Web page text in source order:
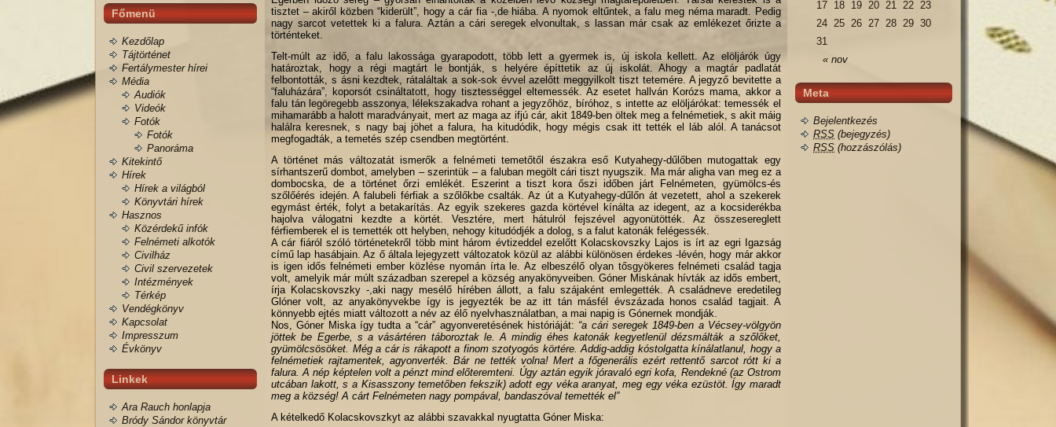
Főmenü
Kezdőlap
Tájtörténet
Fertálymester hírei
Média
Audiók
Videók
Fotók
Fotók
Panoráma
Kitekintő
Hírek
Hírek a világból
Könyvtári hírek
Hasznos
Közérdekű infók
Felnémeti alkotók
Civilház
Civil szervezetek
Intézmények
Térkép
Vendégkönyv
Kapcsolat
Impresszum
Évkönyv
Linkek
Ara Rauch honlapja
Bródy Sándor könyvtár
tisztet – akiről közben “kiderült”, hogy a cár fia -,de hiába. A nyomok eltűntek, a falu meg néma maradt. Pedig
nagy sarcot vetettek ki a falura. Aztán a cári seregek elvonultak, s lassan már csak az emlékezet őrizte a
történteket.
Telt-múlt az idő, a falu lakossága gyarapodott, több lett a gyermek is, új iskola kellett. Az elöljárók úgy
határoztak, hogy a régi magtárt le bontják, s helyére építtetik az új iskolát. Ahogy a magtár padlatát
felbontották, s ásni kezdtek, rátaláltak a sok-sok évvel azelőtt meggyilkolt tiszt tetemére. A jegyző bevitette a
“faluházára”, koporsót csináltatott, hogy tisztességgel eltemessék. Az esetet hallván Korózs mama, akkor a
falu tán legöregebb asszonya, lélekszakadva rohant a jegyzőhöz, bíróhoz, s intette az elöljárókat: temessék el
mihamarább a halott maradványait, mert az maga az ifjú cár, akit 1849-ben öltek meg a felnémetiek, s akit máig
halálra keresnek, s nagy baj jöhet a falura, ha kitudódik, hogy mégis csak itt tették el láb alól. A tanácsot
megfogadták, a temetés szép csendben megtörtént.
A történet más változatát ismerők a felnémeti temetőtől északra eső Kutyahegy-dűlőben mutogattak egy
sírhantszerű dombot, amelyben – szerintük – a faluban megölt cári tiszt nyugszik. Ma már aligha van meg ez a
dombocska, de a történet őrzi emlékét. Eszerint a tiszt kora őszi időben járt Felnémeten, gyümölcs-és
szőlőérés idején. A falubeli férfiak a szőlőkbe csalták. Az út a Kutyahegy-dűlőn át vezetett, ahol a szekerek
egymást érték, folyt a betakarítás. Az egyik szekeres gazda körtével kínálta az idegent, az a kocsiderékba
hajolva válogatni kezdte a körtét. Vesztére, mert hátulról fejszével agyonütötték. Az összesereglett
férfiemberek el is temették ott helyben, nehogy kitudódjék a dolog, s a falut katonák felégessék.
A cár fiáról szóló történetekről több mint három évtizeddel ezelőtt Kolacskovszky Lajos is írt az egri Igazság
című lap hasábjain. Az ő általa lejegyzett változatok közül az alábbi különösen érdekes -lévén, hogy már akkor
is igen idős felnémeti ember közlése nyomán írta le. Az elbeszélő olyan tősgyökeres felnémeti család tagja
volt, amelyik már múlt században szerepel a község anyakönyveiben. Góner Miskának hívták az idős embert,
írja Kolacskovszky -,aki nagy mesélő hírében állott, a falu szájaként emlegették. A családneve eredetileg
Glóner volt, az anyakönyvekbe így is jegyezték be az itt tán másfél évszázada honos család tagjait. A
könnyebb ejtés miatt változott a név az élő nyelvhasználatban, a mai napig is Gónernek mondják.
Nos, Góner Miska így tudta a “cár” agyonveretésének históriáját: “a cári seregek 1849-ben a Vécsey-völgyön
jöttek be Egerbe, s a vásártéren táboroztak le. A mindig éhes katonák kegyetlenül dézsmálták a szőlőket,
gyümölcsösöket. Még a cár is rákapott a finom szotyogós körtére. Addig-addig kóstolgatta kínálatlanul, hogy a
felnémetiek rajtamentek, agyonverték. Bár ne tették volna! Mert a főgenerális ezért rettentő sarcot rótt ki a
falura. A nép képtelen volt a pénzt mind előteremteni. Úgy aztán egyik jóravaló egri kofa, Rendekné (az Ostrom
utcában lakott, s a Kisasszony temetőben fekszik) adott egy véka aranyat, meg egy véka ezüstöt. Így maradt
meg a község! A cárt Felnémeten nagy pompával, bandaszóval temették el”
A kételkedő Kolacskovszkyt az alábbi szavakkal nyugtatta Góner Miska:
« nov
17 18 19 20 21 22 23
24 25 26 27 28 29 30
31
Meta
Bejelentkezés
RSS (bejegyzés)
RSS (hozzászólás)